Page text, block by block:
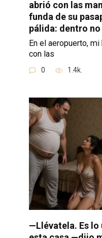
abrió con las
funda de su
pálida: dentro no
En el aeropuerto,
con las
0 1.4k.
—Llévatela. Es lo